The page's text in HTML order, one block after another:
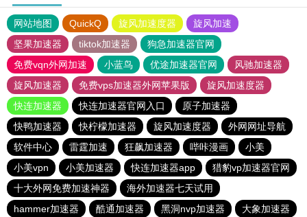
网站地图 QuickQ 旋风加速度器
旋风加速
坚果加速器
tiktok加速器
狗急加速器官网
免费vqn外网加速
小蓝鸟 优途加速器官网
风驰加速器
旋风加速器
免费vps加速器外网苹果版
旋风加速度器
快连加速器
快连加速器官网入口
原子加速器
快鸭加速器
快柠檬加速器 旋风加速度器
外网网址导航
软件中心
雷霆加速 狂飙加速器 哔咔漫画
小美
小美vpn
小美加速器 快连加速器app
猎豹vp加速器官网
十大外网免费加速神器
海外加速器七天试用
hammer加速器
酷通加速器 黑洞nvp加速器
大象加速器